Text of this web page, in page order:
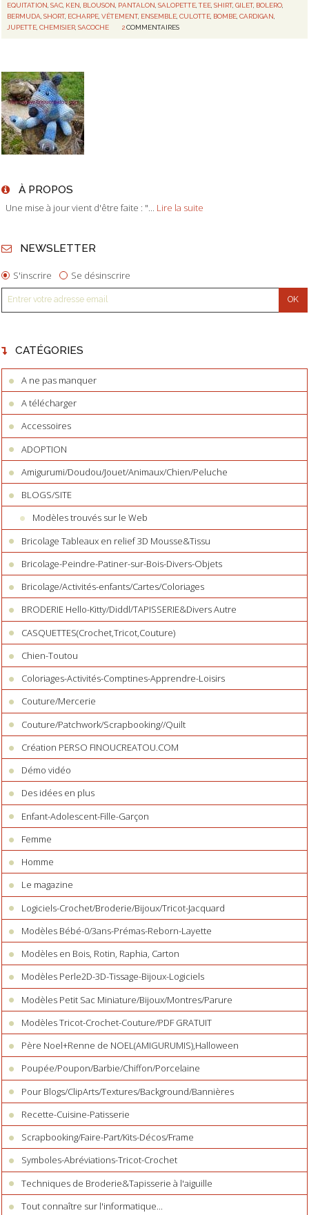
EQUITATION ,SAC KEN BLOUSON PANTALON ,SALOPETTE ,TEE ,SHIRT,GILET, BOLERO
BERMUDA ,SHORT, ECHARPE ,VÊTEMENT, ENSEMBLE ,CULOTTE BOMBE ,CARDIGAN
JUPETTE ,CHEMISIER ,SACOCHE 2 COMMENTAIRES
À PROPOS
Une mise à jour vient d'être faite : "... Lire la suite
NEWSLETTER
S'inscrire Se désinscrire
CATÉGORIES
A ne pas manquer
A télécharger
Accessoires
ADOPTION
Amigurumi/Doudou/Jouet/Animaux/Chien/Peluche
BLOGS/SITE
Modèles trouvés sur le Web
Bricolage Tableaux en relief 3D Mousse&Tissu
Bricolage-Peindre-Patiner-sur-Bois-Divers-Objets
Bricolage/Activités-enfants/Cartes/Coloriages
BRODERIE Hello-Kitty/Diddl/TAPISSERIE&Divers Autre
CASQUETTES(Crochet,Tricot,Couture)
Chien-Toutou
Coloriages-Activités-Comptines-Apprendre-Loisirs
Couture/Mercerie
Couture/Patchwork/Scrapbooking//Quilt
Création PERSO FINOUCREATOU.COM
Démo vidéo
Des idées en plus
Enfant-Adolescent-Fille-Garçon
Femme
Homme
Le magazine
Logiciels-Crochet/Broderie/Bijoux/Tricot-Jacquard
Modèles Bébé-0/3ans-Prémas-Reborn-Layette
Modèles en Bois, Rotin, Raphia, Carton
Modèles Perle2D-3D-Tissage-Bijoux-Logiciels
Modèles Petit Sac Miniature/Bijoux/Montres/Parure
Modèles Tricot-Crochet-Couture/PDF GRATUIT
Père Noel+Renne de NOEL(AMIGURUMIS),Halloween
Poupée/Poupon/Barbie/Chiffon/Porcelaine
Pour Blogs/ClipArts/Textures/Background/Bannières
Recette-Cuisine-Patisserie
Scrapbooking/Faire-Part/Kits-Décos/Frame
Symboles-Abréviations-Tricot-Crochet
Techniques de Broderie&Tapisserie à l'aiguille
Tout connaître sur l'informatique...